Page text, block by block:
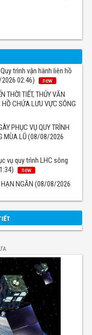
trình vận hành liên hồ
02:46)
new
THỜI TIẾT, THỦY VĂN
CHỨA LƯU VỰC SÔNG
PHỤC VỤ QUY TRÌNH
MÙA LŨ (08/08/2026
vụ quy trình LHC sông
new
HẠN NGẮN (08/08/2026